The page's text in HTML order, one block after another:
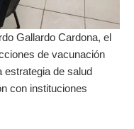
Gallardo Cardona, el
de vacunación
estrategia de salud
con instituciones